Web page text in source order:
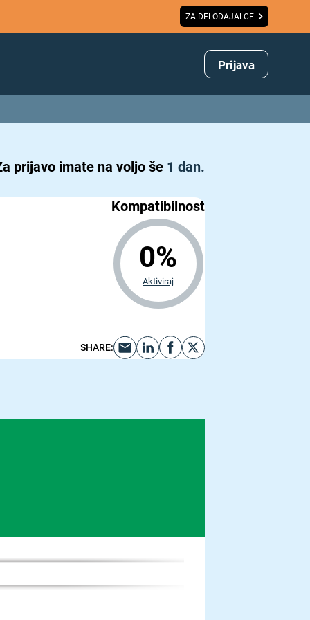
ZA DELODAJALCE
Prijava
prijavo imate na voljo še 1 dan.
Kompatibilnost
0%
Aktiviraj
SHARE: